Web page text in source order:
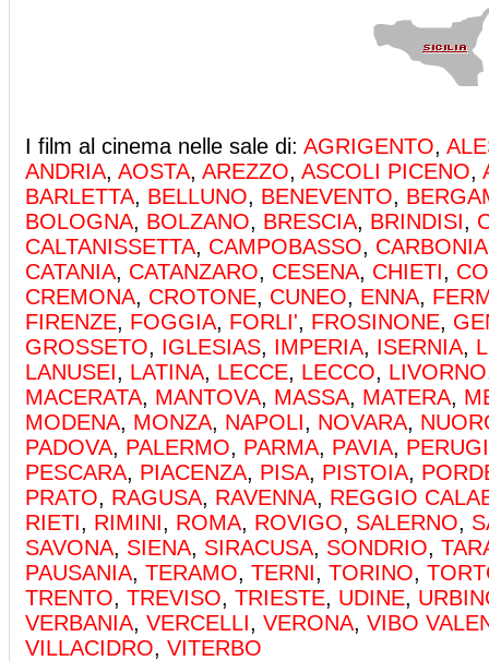
I film al cinema nelle sale di: AGRIGENTO,
ANDRIA, AOSTA, AREZZO, ASCOLI PICENO,
BARLETTA, BELLUNO, BENEVENTO,
BOLOGNA, BOLZANO, BRESCIA, BRINDISI,
CALTANISSETTA, CAMPOBASSO, CARBONIA
CATANIA, CATANZARO, CESENA, CHIETI,
CREMONA, CROTONE, CUNEO, ENNA,
FIRENZE, FOGGIA, FORLI', FROSINONE,
GROSSETO, IGLESIAS, IMPERIA, ISERNIA,
LANUSEI, LATINA, LECCE, LECCO, LIVORNO
MACERATA, MANTOVA, MASSA, MATERA,
MODENA, MONZA, NAPOLI, NOVARA,
PADOVA, PALERMO, PARMA, PAVIA,
PESCARA, PIACENZA, PISA, PISTOIA,
PRATO, RAGUSA, RAVENNA, REGGIO
RIETI, RIMINI, ROMA, ROVIGO, SALERNO,
SAVONA, SIENA, SIRACUSA, SONDRIO,
PAUSANIA, TERAMO, TERNI, TORINO,
TRENTO, TREVISO, TRIESTE, UDINE,
VERBANIA, VERCELLI, VERONA, VIBO
VILLACIDRO, VITERBO